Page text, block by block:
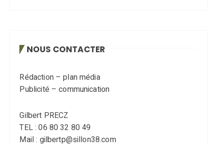
NOUS CONTACTER
Rédaction – plan média
Publicité – communication
Gilbert PRECZ
TEL : 06 80 32 80 49
Mail : gilbertp@sillon38.com